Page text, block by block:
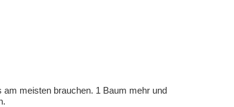
meisten brauchen. 1 Baum mehr und